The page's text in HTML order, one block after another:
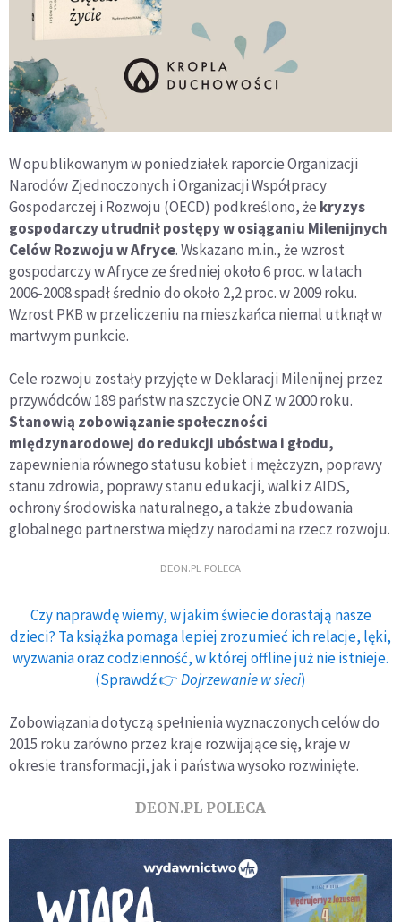
W opublikowanym w poniedziałek raporcie Organizacji
Narodów Zjednoczonych i Organizacji Współpracy
Gospodarczej i Rozwoju (OECD) podkreślono, że kryzys
gospodarczy utrudnił postępy w osiąganiu Milenijnych
Celów Rozwoju w Afryce. Wskazano m.in., że wzrost
gospodarczy w Afryce ze średniej około 6 proc. w latach
2006-2008 spadł średnio do około 2,2 proc. w 2009 roku.
Wzrost PKB w przeliczeniu na mieszkańca niemal utknął w
martwym punkcie.
Cele rozwoju zostały przyjęte w Deklaracji Milenijnej przez
przywódców 189 państw na szczycie ONZ w 2000 roku.
Stanowią zobowiązanie społeczności
międzynarodowej do redukcji ubóstwa i głodu,
zapewnienia równego statusu kobiet i mężczyzn, poprawy
stanu zdrowia, poprawy stanu edukacji, walki z AIDS,
ochrony środowiska naturalnego, a także zbudowania
globalnego partnerstwa między narodami na rzecz rozwoju.
DEON.PL POLECA
Czy naprawdę wiemy, w jakim świecie dorastają nasze
dzieci? Ta książka pomaga lepiej zrozumieć ich relacje, lęki,
wyzwania oraz codzienność, w której offline już nie istnieje.
(Sprawdź 👉Dojrzewanie w sieci)
Zobowiązania dotyczą spełnienia wyznaczonych celów do
2015 roku zarówno przez kraje rozwijające się, kraje w
okresie transformacji, jak i państwa wysoko rozwinięte.
DEON.PL POLECA